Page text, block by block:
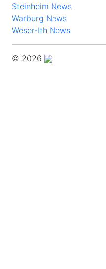
Steinheim News
Warburg News
Weser-Ith News
© 2026